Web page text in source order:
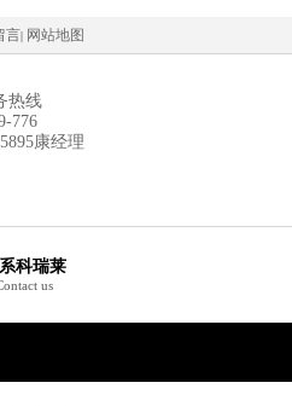
言| 网站地图
热线
776
康经理
科瑞莱
us